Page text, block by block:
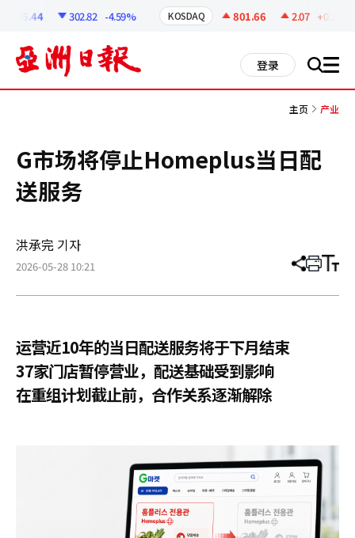
302.82 -4.59% KOSDAQ 801.66 2.07 +0.26%
登录 搜 all
主页 产业
G市场将停止Homeplus当日配
送服务
洪承完 기자
2026-05-28 10:21 分
章
打 调
小
运营近10年的当日配送服务将于下月结束
37家门店暂停营业，配送基础受到影响
在重组计划截止前，合作关系逐渐解除